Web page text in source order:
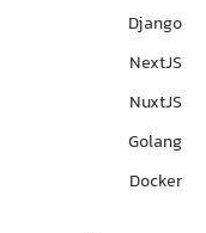
Django
NextJS
NuxtJS
Golang
Docker